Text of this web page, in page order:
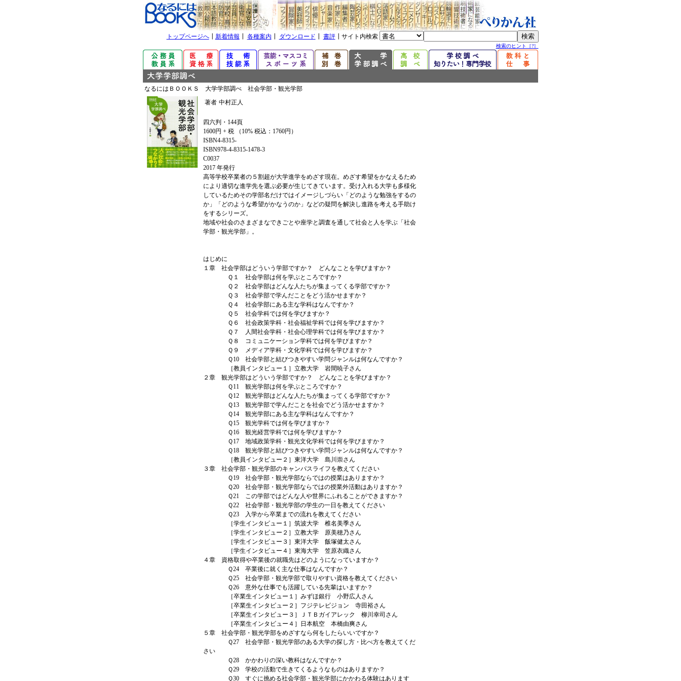
トップページへ┃ 新着情報 各種案内 ダウンロード 書評┃サイト内検索
検索のヒント［?］
なるにはＢＯＯＫＳ 大学学部調べ 社会学部・観光学部
著者 中村正人
四六判・144頁
1600円 + 税 （10% 税込：1760円）
ISBN4-8315-
ISBN978-4-8315-1478-3
C0037
2017 年発行
高等学校卒業者の５割超が大学進学をめざす現在。めざす希望をかなえるため
により適切な進学先を選ぶ必要が生じてきています。受け入れる大学も多様化
しているためその学部名だけではイメージしづらい「どのような勉強をするの
か」「どのような希望がかなうのか」などの疑問を解決し進路を考える手助け
をするシリーズ。
地域や社会のさまざまなできごとや座学と調査を通して社会と人を学ぶ「社会
学部・観光学部」。
はじめに
１章 社会学部はどういう学部ですか？ どんなことを学びますか？
Ｑ１ 社会学部は何を学ぶところですか？
Ｑ２ 社会学部はどんな人たちが集まってくる学部ですか？
Ｑ３ 社会学部で学んだことをどう活かせますか？
Ｑ４ 社会学部にある主な学科はなんですか？
Ｑ５ 社会学科では何を学びますか？
Ｑ６ 社会政策学科・社会福祉学科では何を学びますか？
Ｑ７ 人間社会学科・社会心理学科では何を学びますか？
Ｑ８ コミュニケーション学科では何を学びますか？
Ｑ９ メディア学科・文化学科では何を学びますか？
Ｑ10 社会学部と結びつきやすい学問ジャンルは何なんですか？
［教員インタビュー１］立教大学 岩間暁子さん
２章 観光学部はどういう学部ですか？ どんなことを学びますか？
Ｑ11 観光学部は何を学ぶところですか？
Ｑ12 観光学部はどんな人たちが集まってくる学部ですか？
Ｑ13 観光学部で学んだことを社会でどう活かせますか？
Ｑ14 観光学部にある主な学科はなんですか？
Ｑ15 観光学科では何を学びますか？
Ｑ16 観光経営学科では何を学びますか？
Ｑ17 地域政策学科・観光文化学科では何を学びますか？
Ｑ18 観光学部と結びつきやすい学問ジャンルは何なんですか？
［教員インタビュー２］東洋大学 島川崇さん
３章 社会学部・観光学部のキャンパスライフを教えてください
Ｑ19 社会学部・観光学部ならではの授業はありますか？
Ｑ20 社会学部・観光学部ならではの授業外活動はありますか？
Ｑ21 この学部ではどんな人や世界にふれることができますか？
Ｑ22 社会学部・観光学部の学生の一日を教えてください
Ｑ23 入学から卒業までの流れを教えてください
［学生インタビュー１］筑波大学 椎名美季さん
［学生インタビュー２］立教大学 原美穂乃さん
［学生インタビュー３］東洋大学 飯塚健太さん
［学生インタビュー４］東海大学 笠原衣織さん
４章 資格取得や卒業後の就職先はどのようになっていますか？
Ｑ24 卒業後に就く主な仕事はなんですか？
Ｑ25 社会学部・観光学部で取りやすい資格を教えてください
Ｑ26 意外な仕事でも活躍している先輩はいますか？
［卒業生インタビュー１］みずほ銀行 小野広人さん
［卒業生インタビュー２］フジテレビジョン 寺田裕さん
［卒業生インタビュー３］ＪＴＢガイアレック 柳川幸司さん
［卒業生インタビュー４］日本航空 本橋由爽さん
５章 社会学部・観光学部をめざすなら何をしたらいいですか？
Ｑ27 社会学部・観光学部のある大学の探し方・比べ方を教えてくだ
さい
Ｑ28 かかわりの深い教科はなんですか？
Ｑ29 学校の活動で生きてくるようなものはありますか？
Ｑ30 すぐに挑める社会学部・観光学部にかかわる体験はあります